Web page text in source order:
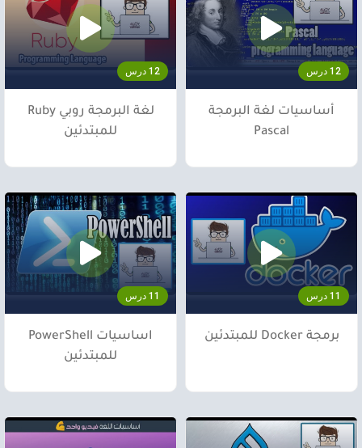
12 درس
أساسيات لغة البرمجة
Pascal
12 درس
لغة البرمجة روبي Ruby
للمبتدئين
11 درس
برمجة Docker للمبتدئين
11 درس
اساسيات PowerShell
للمبتدئين